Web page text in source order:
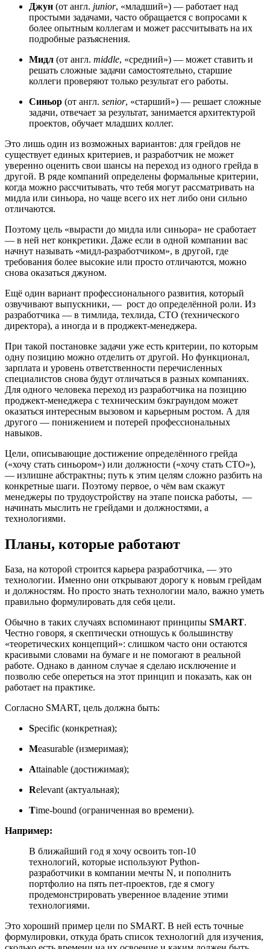
Джун (от англ. junior, «младший») — работает над
простыми задачами, часто обращается с вопросами к
более опытным коллегам и может рассчитывать на их
подробные разъяснения.
Мидл (от англ. middle, «средний») — может ставить и
решать сложные задачи самостоятельно, старшие
коллеги проверяют только результат его работы.
Синьор (от англ. senior, «старший») — решает сложные
задачи, отвечает за результат, занимается архитектурой
проектов, обучает младших коллег.
Это лишь один из возможных вариантов: для грейдов не
существует единых критериев, и разработчик не может
уверенно оценить свои шансы на переход из одного грейда в
другой. В ряде компаний определены формальные критерии,
когда можно рассчитывать, что тебя могут рассматривать на
мидла или синьора, но чаще всего их нет либо они сильно
отличаются.
Поэтому цель «вырасти до мидла или синьора» не сработает
— в ней нет конкретики. Даже если в одной компании вас
начнут называть «мидл-разработчиком», в другой, где
требования более высокие или просто отличаются, можно
снова оказаться джуном.
Ещё один вариант профессионального развития, который
озвучивают выпускники, — рост до определённой роли. Из
разработчика — в тимлида, техлида, СТО (технического
директора), а иногда и в проджект-менеджера.
При такой постановке задачи уже есть критерии, по которым
одну позицию можно отделить от другой. Но функционал,
зарплата и уровень ответственности перечисленных
специалистов снова будут отличаться в разных компаниях.
Для одного человека переход из разработчика на позицию
проджект-менеджера с техническим бэкграундом может
оказаться интересным вызовом и карьерным ростом. А для
другого — понижением и потерей профессиональных
навыков.
Цели, описывающие достижение определённого грейда
(«хочу стать синьором») или должности («хочу стать СТО»),
— излишне абстрактны; путь к этим целям сложно разбить на
конкретные шаги. Поэтому первое, о чём вам скажут
менеджеры по трудоустройству на этапе поиска работы, —
начинать мыслить не грейдами и должностями, а
технологиями.
Планы, которые работают
База, на которой строится карьера разработчика, — это
технологии. Именно они открывают дорогу к новым грейдам
и должностям. Но просто знать технологии мало, важно уметь
правильно формулировать для себя цели.
Обычно в таких случаях вспоминают принципы SMART.
Честно говоря, я скептически отношусь к большинству
«теоретических концепций»: слишком часто они остаются
красивыми словами на бумаге и не помогают в реальной
работе. Однако в данном случае я сделаю исключение и
позволю себе опереться на этот принцип и показать, как он
работает на практике.
Согласно SMART, цель должна быть:
Specific (конкретная);
Measurable (измеримая);
Attainable (достижимая);
Relevant (актуальная);
Time-bound (ограниченная во времени).
Например:
В ближайший год я хочу освоить топ-10
технологий, которые используют Python-
разработчики в компании мечты N, и пополнить
портфолио на пять пет-проектов, где я смогу
продемонстрировать уверенное владение этими
технологиями.
Это хороший пример цели по SMART. В ней есть точные
формулировки, откуда брать список технологий для изучения,